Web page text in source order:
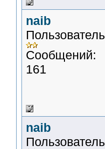
naib
Пользователь
Сообщений:
161
naib
Пользователь